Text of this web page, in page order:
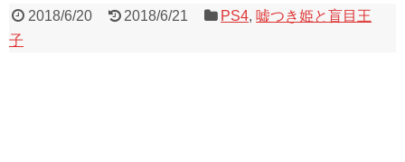
2018/6/20 2018/6/21 PS4, 嘘つき姫と盲目王
子